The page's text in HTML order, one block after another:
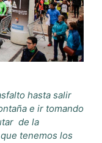
hasta salir
e ir tomando
de la
tenemos los